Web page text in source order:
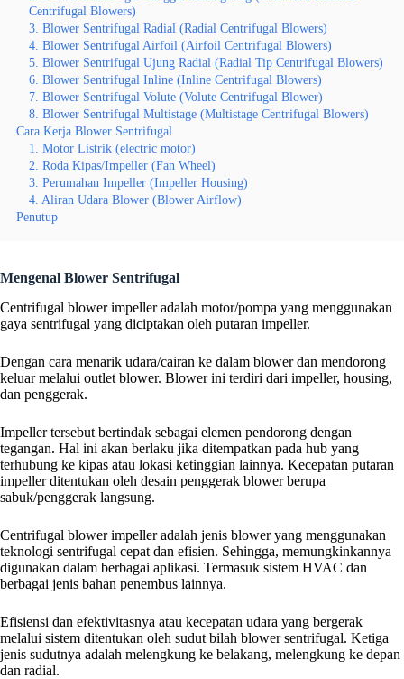
Centrifugal Blowers)
3. Blower Sentrifugal Radial (Radial Centrifugal Blowers)
4. Blower Sentrifugal Airfoil (Airfoil Centrifugal Blowers)
5. Blower Sentrifugal Ujung Radial (Radial Tip Centrifugal Blowers)
6. Blower Sentrifugal Inline (Inline Centrifugal Blowers)
7. Blower Sentrifugal Volute (Volute Centrifugal Blower)
8. Blower Sentrifugal Multistage (Multistage Centrifugal Blowers)
Cara Kerja Blower Sentrifugal
1. Motor Listrik (electric motor)
2. Roda Kipas/Impeller (Fan Wheel)
3. Perumahan Impeller (Impeller Housing)
4. Aliran Udara Blower (Blower Airflow)
Penutup
Mengenal Blower Sentrifugal
Centrifugal blower impeller adalah motor/pompa yang menggunakan
gaya sentrifugal yang diciptakan oleh putaran impeller.
Dengan cara menarik udara/cairan ke dalam blower dan mendorong
keluar melalui outlet blower. Blower ini terdiri dari impeller, housing,
dan penggerak.
Impeller tersebut bertindak sebagai elemen pendorong dengan
tegangan. Hal ini akan berlaku jika ditempatkan pada hub yang
terhubung ke kipas atau lokasi ketinggian lainnya. Kecepatan putaran
impeller ditentukan oleh desain penggerak blower berupa
sabuk/penggerak langsung.
Centrifugal blower impeller adalah jenis blower yang menggunakan
teknologi sentrifugal cepat dan efisien. Sehingga, memungkinkannya
digunakan dalam berbagai aplikasi. Termasuk sistem HVAC dan
berbagai jenis bahan penembus lainnya.
Efisiensi dan efektivitasnya atau kecepatan udara yang bergerak
melalui sistem ditentukan oleh sudut bilah blower sentrifugal. Ketiga
jenis sudutnya adalah melengkung ke belakang, melengkung ke depan
dan radial.